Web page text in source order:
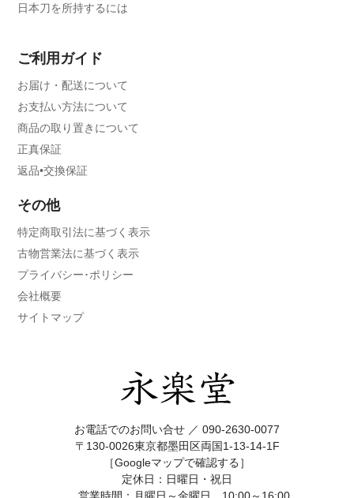
日本刀を所持するには
ご利用ガイド
お届け・配送について
お支払い方法について
商品の取り置きについて
正真保証
返品•交換保証
その他
特定商取引法に基づく表示
古物営業法に基づく表示
プライバシー･ポリシー
会社概要
サイトマップ
お電話でのお問い合せ ／ 090-2630-0077
〒130-0026東京都墨田区両国1-13-14-1F
［Googleマップで確認する］
定休日：日曜日・祝日
営業時間：月曜日～金曜日 10:00～16:00